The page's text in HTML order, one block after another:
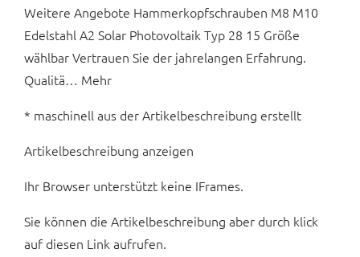
Weitere Angebote Hammerkopfschrauben M8 M10
Edelstahl A2 Solar Photovoltaik Typ 28 15 Größe
wählbar Vertrauen Sie der jahrelangen Erfahrung.
Qualitä… Mehr
* maschinell aus der Artikelbeschreibung erstellt
Artikelbeschreibung anzeigen
Ihr Browser unterstützt keine IFrames.
Sie können die Artikelbeschreibung aber durch klick
auf diesen Link aufrufen.